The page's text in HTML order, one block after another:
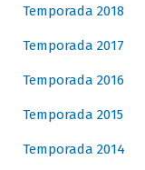
Temporada 2018
Temporada 2017
Temporada 2016
Temporada 2015
Temporada 2014